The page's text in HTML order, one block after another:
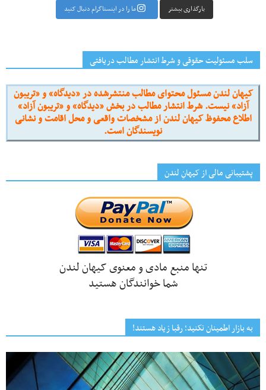
بارگذاری بیشتر ما را در اینستاگرام دنبال کنید
سلب مسئولیت حقوقی و شرط انتشار مطالب دریافتی
کیهان لندن مسئول محتوای مطالب منتشرشده در «دیدگاه» و «تریبون
آزاد» نیست. شرط انتشار مطالب در بخش «دیدگاه» و «تریبون آزاد»
اطلاع محفوظ کیهان لندن از مشخصات واقعی و محل اقامت و نشانی
نویسندگان است.
پشتیبانی مالی از کیهانِ لندن
تنها منبع مادی و معنوی کیهان لندن
شما خوانندگان هستید
به بازار اطمینان نکنید؛ رقبا زیاد هستند!